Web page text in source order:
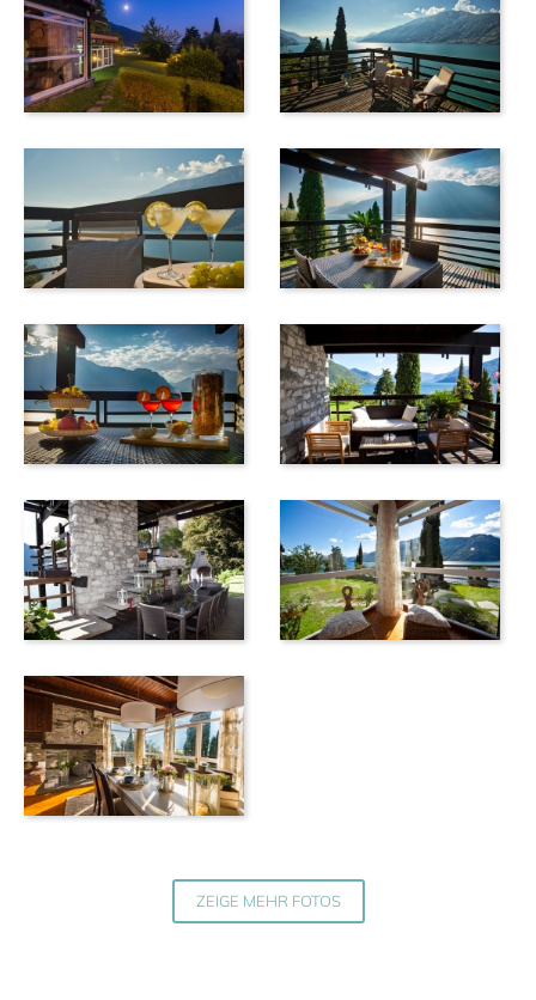
/ 75 km).
Mit dem Zug erreichen Sie in anderthalb Stunden Mailand
(93 km), um Leonardos Fresko „Das letzte Abendmahl“ zu
unternehmen.
ZEIGE MEHR FOTOS